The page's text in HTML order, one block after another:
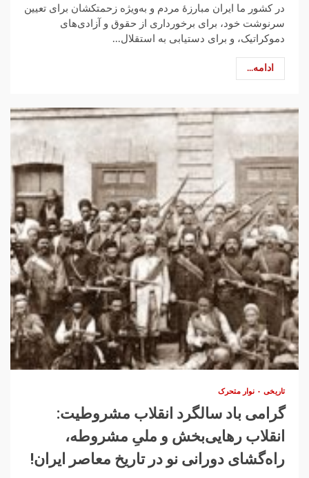
در کشور ما ایران مبارزهٔ مردم و به‌ویژه زحمتکشان برای تعیین
سرنوشت خود، برای برخورداری از حقوق و آزادی‌های
دموکراتیک، و برای دستیابی به استقلال...
ادامه...
تاریخی نوار متحرک
گرامی باد سالگرد انقلاب مشروطیت:
انقلاب رهایی‌بخش و ملیِ مشروطه،
راه‌گشای دورانی نو در تاریخ معاصر ایران!